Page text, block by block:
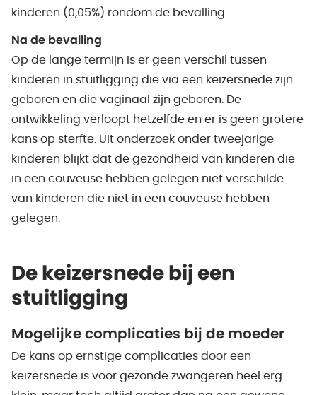
kinderen (0,05%) rondom de bevalling.
Na de bevalling
Op de lange termijn is er geen verschil tussen
kinderen in stuitligging die via een keizersnede zijn
geboren en die vaginaal zijn geboren. De
ontwikkeling verloopt hetzelfde en er is geen grotere
kans op sterfte. Uit onderzoek onder tweejarige
kinderen blijkt dat de gezondheid van kinderen die
in een couveuse hebben gelegen niet verschilde
van kinderen die niet in een couveuse hebben
gelegen.
De keizersnede bij een
stuitligging
Mogelijke complicaties bij de moeder
De kans op ernstige complicaties door een
keizersnede is voor gezonde zwangeren heel erg